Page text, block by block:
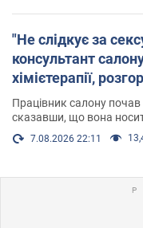
"Не слідкує за
консультант
хімієтерапії,
Працівник салону почав
сказавши, що вона
7.08.2026 22:11